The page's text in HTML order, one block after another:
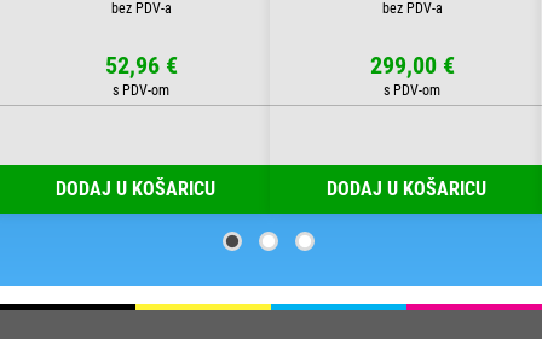
52,96 €
DODAJ U KOŠARICU
299,00 €
DODAJ U KOŠARICU